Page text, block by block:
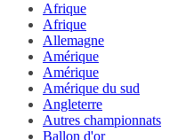
Afrique
Afrique
Allemagne
Amérique
Amérique
Amérique du sud
Angleterre
Autres championnats
Ballon d'or